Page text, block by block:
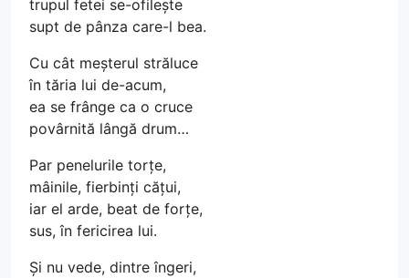
trupul fetei se-ofilește
supt de pânza care-l bea.
Cu cât meșterul străluce
în tăria lui de-acum,
ea se frânge ca o cruce
povârnită lângă drum…
Par penelurile torțe,
mâinile, fierbinți cățui,
iar el arde, beat de forțe,
sus, în fericirea lui.
Și nu vede, dintre îngeri,